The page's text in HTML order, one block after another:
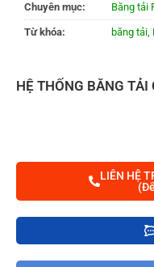
Chuyên mục: Băng tải
Từ khóa: băng tải,
HỆ THỐNG BĂNG TẢI
LIÊN HỆ